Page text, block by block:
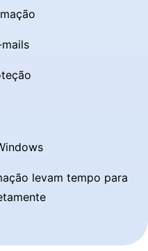
levam tempo para